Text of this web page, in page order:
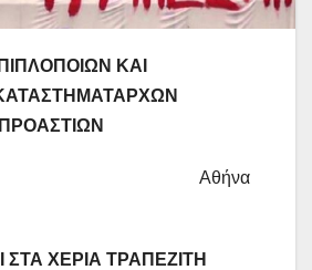
ΚΑΙ
ΣΤΑ ΧΕΡΙΑ ΤΡΑΠΕΖΙΤΗ